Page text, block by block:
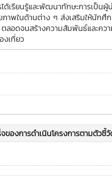
ด้เรียนรู้และพัฒนาทักษะการเป็นผู้
าพในด้านต่าง ๆ ส่งเสริมให้นักศึก
ลอดจนสร้างความสัมพันธ์และคว
เที่ยว
จของการดำเนินโครงการตามตัวชี้